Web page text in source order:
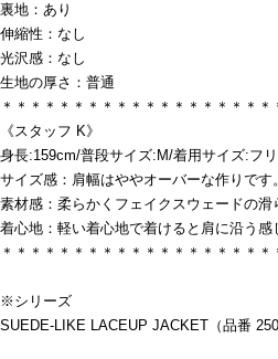
裏地：あり
伸縮性：なし
光沢感：なし
生地の厚さ：普通
＊＊＊＊＊＊＊＊＊＊＊＊＊＊＊＊＊＊＊
《スタッフ K》
身長:159cm/普段サイズ:M/着用サイズ:フ
サイズ感：肩幅はややオーバーな作りです。
素材感：柔らかくフェイクスウェードの滑
着心地：軽い着心地で着けると肩に沿う感
＊＊＊＊＊＊＊＊＊＊＊＊＊＊＊＊＊＊＊
※シリーズ
SUEDE-LIKE LACEUP JACKET（品番